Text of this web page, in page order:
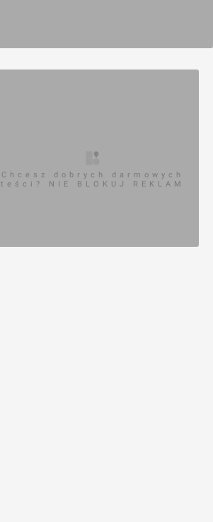
Chcesz dobrych darmowych
teści? NIE BLOKUJ REKLAM